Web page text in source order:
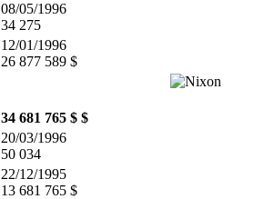
08/05/1996
34 275
12/01/1996
26 877 589 $
34 681 765 $ $
20/03/1996
50 034
22/12/1995
13 681 765 $